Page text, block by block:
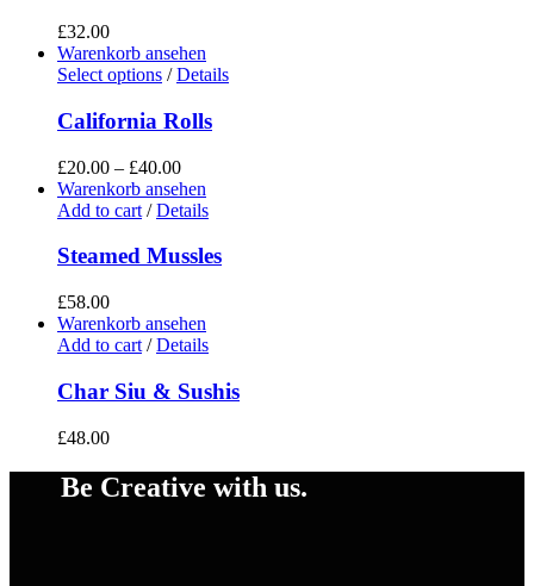
£32.00
Warenkorb ansehen
Select options / Details
California Rolls
£20.00 – £40.00
Warenkorb ansehen
Add to cart / Details
Steamed Mussles
£58.00
Warenkorb ansehen
Add to cart / Details
Char Siu & Sushis
£48.00
Be Creative with us.